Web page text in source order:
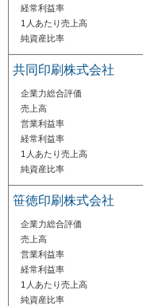
経常利益率
1人あたり売上高
純資産比率
共同印刷株式会社
企業力総合評価
売上高
営業利益率
経常利益率
1人あたり売上高
純資産比率
笹徳印刷株式会社
企業力総合評価
売上高
営業利益率
経常利益率
1人あたり売上高
純資産比率